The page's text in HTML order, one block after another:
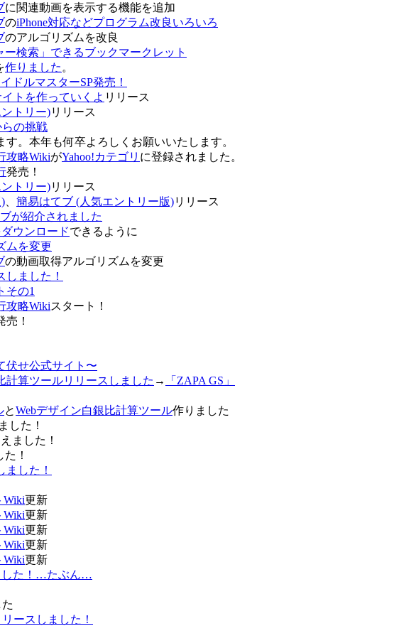
に関連動画を表示する機能を追加
のiPhone対応などプログラム改良いろいろ
のアルゴリズムを改良
検索」できるブックマークレット
作りました 。
ドルマスターSP発売！
トを作っていくよ リリース
トリー)リリース
の挑戦
。本年も何卒よろしくお願いいたします。
攻略WikiがYahoo!カテゴリ に登録されました。
発売！
トリー)リリース
簡易はてブ (人気エントリー版)リリース
が紹介されました
ウンロードできるように
ムを変更
の動画取得アルゴリズムを変更
しました！
その1
攻略Wikiスタート！
売！
伏せ公式サイト〜
計算ツールリリースしました →
「ZAPA GS」
とWebデザイン白銀比計算ツール作りました
した！
ました！
！
ました！
Wiki更新
Wiki更新
Wiki更新
Wiki更新
Wiki更新
した！…たぶん…
ースしました！